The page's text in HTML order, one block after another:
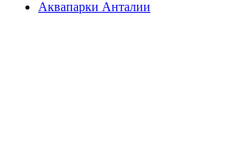
Аквапарки Анталии